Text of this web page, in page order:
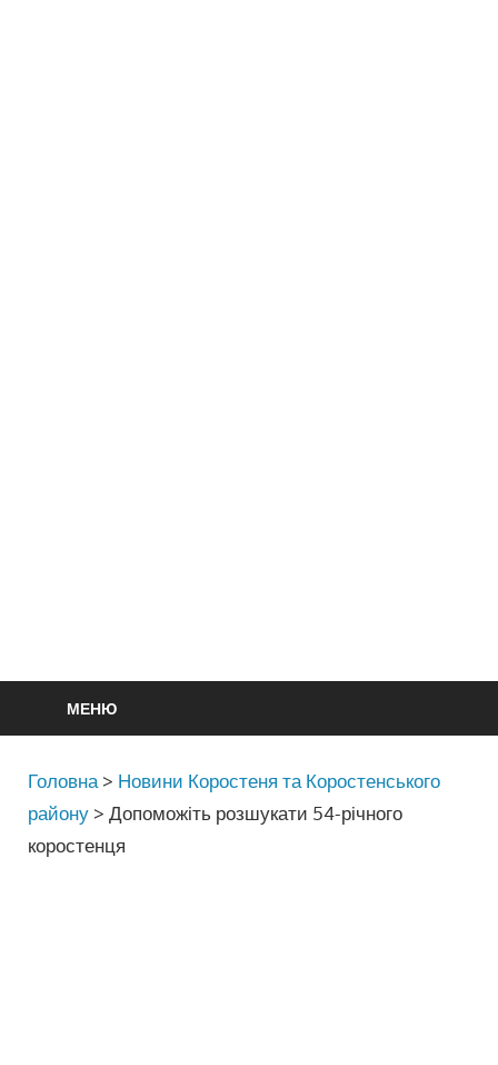
МЕНЮ
Головна > Новини Коростеня та Коростенського
району >Допоможіть розшукати 54-річного
коростенця